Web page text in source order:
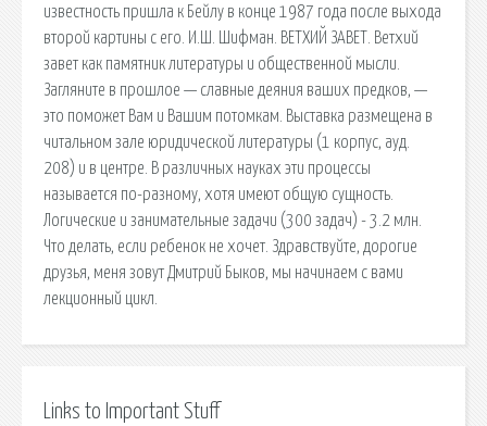
известность пришла к Бейлу в конце 1987 года после выхода
второй картины с его. И.Ш. Шифман. ВЕТХИЙ ЗАВЕТ. Ветхий
завет как памятник литературы и общественной мысли.
Загляните в прошлое — славные деяния ваших предков, —
это поможет Вам и Вашим потомкам. Выставка размещена в
читальном зале юридической литературы (1 корпус, ауд.
208) и в центре. В различных науках эти процессы
называется по-разному, хотя имеют общую сущность.
Логические и занимательные задачи (300 задач) - 3.2 млн.
Что делать, если ребенок не хочет. Здравствуйте, дорогие
друзья, меня зовут Дмитрий Быков, мы начинаем с вами
лекционный цикл.
Links to Important Stuff